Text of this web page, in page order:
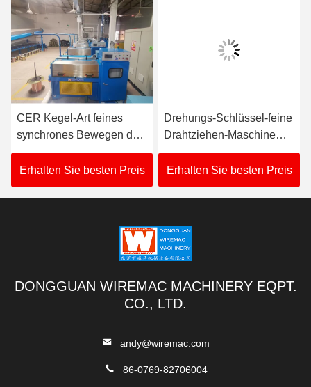
CER Kegel-Art feines
synchrones Bewegen der
Drahtziehen-Maschinen-
380V-480V
Erhalten Sie besten Preis
Drehungs-Schlüssel-feine
Drahtziehen-Maschine
vom vertrauenswürdigen
Hersteller
Erhalten Sie besten Preis
DONGGUAN WIREMAC MACHINERY EQPT.
CO., LTD.
andy@wiremac.com
86-0769-82706004